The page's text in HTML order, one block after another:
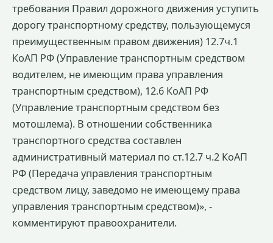
требования Правил дорожного движения уступить
дорогу транспортному средству, пользующемуся
преимущественным правом движения) 12.7ч.1
КоАП РФ (Управление транспортным средством
водителем, не имеющим права управления
транспортным средством), 12.6 КоАП РФ
(Управление транспортным средством без
мотошлема). В отношении собственника
транспортного средства составлен
административный материал по ст.12.7 ч.2 КоАП
РФ (Передача управления транспортным
средством лицу, заведомо не имеющему права
управления транспортным средством)», -
комментируют правоохранители.